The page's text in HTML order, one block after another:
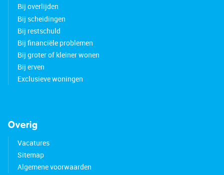
Bij overlijden
Bij scheidingen
Bij restschuld
Bij financiële problemen
Bij groter of kleiner wonen
Bij erven
Exclusieve woningen
Overig
Vacatures
Sitemap
Algemene voorwaarden